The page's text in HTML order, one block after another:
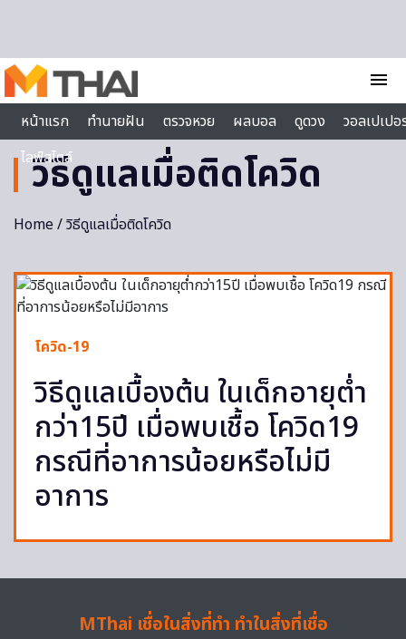
menu
หน้าแรก
ทำนายฝัน ตรวจหวย ผลบอล ดูดวง
วอลเปเป
ไลฟ์สไตล์
วิธีดูแลเมื่อติดโควิด
Home/ วิธีดูแลเมื่อติดโควิด
โควิด-19
วิธีดูแลเบื้องต้น ในเด็กอายุต่ำ
กว่า15ปี เมื่อพบเชื้อ โควิด19
กรณีที่อาการน้อยหรือไม่มี
อาการ
MThai เชื่อในสิ่งที่ทำ ทำในสิ่งที่เชื่อ